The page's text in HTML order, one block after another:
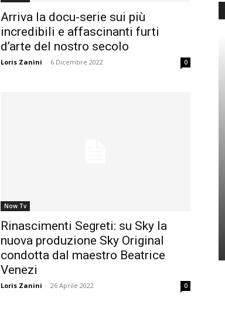
Arriva la docu-serie sui più
incredibili e affascinanti furti
d’arte del nostro secolo
Loris Zanini - 6 Dicembre 2022 0
Now Tv
Rinascimenti Segreti: su Sky la
nuova produzione Sky Original
condotta dal maestro Beatrice
Venezi
Loris Zanini - 26 Aprile 2022 0